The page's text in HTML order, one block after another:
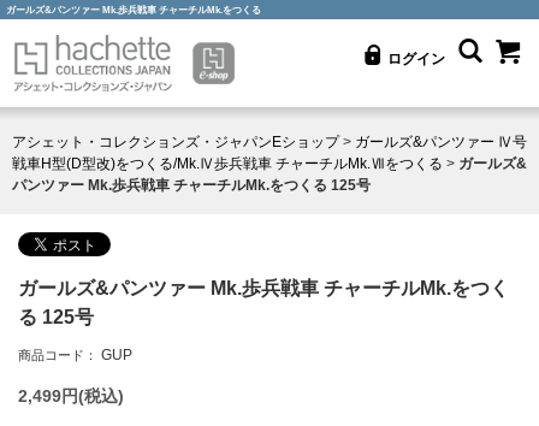
ガールズ&パンツァー Mk.歩兵戦車 チャーチルMk.をつくる
ログイン
アシェット・コレクションズ・ジャパンEショップ> ガールズ&パンツァー Ⅳ号
戦車H型(D型改)をつくる/Mk.Ⅳ歩兵戦車 チャーチルMk.Ⅶをつくる > ガールズ&
パンツァー Mk.歩兵戦車 チャーチルMk.をつくる 125号
ガールズ&パンツァー Mk.歩兵戦車 チャーチルMk.をつく
る 125号
商品コード： GUP
2,499円(税込)